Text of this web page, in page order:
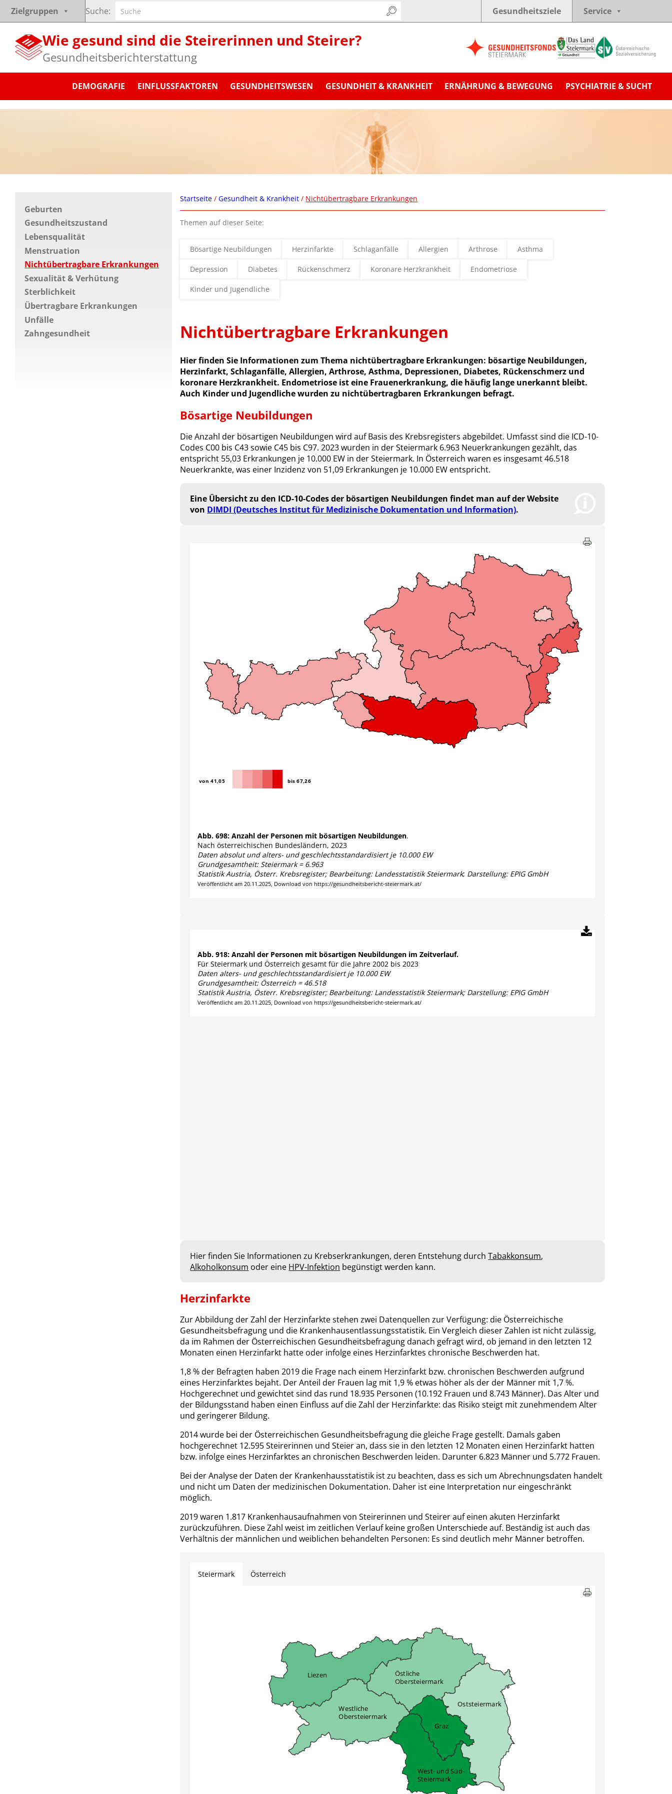
Zum
Inhalt
Zielgruppen Suchen Gesundheitsziele Service
Wie gesund sind die Steirerinnen und Steirer?
Gesundheitsberichterstattung
DEMOGRAFIE EINFLUSSFAKTOREN GESUNDHEITSWESEN GESUNDHEIT & KRANKHEIT ERNÄHRUNG & BEWEGUNG PSYCHIATRIE & SUCHT
Geburten
Gesundheitszustand
Lebensqualität
Menstruation
Nichtübertragbare Erkrankungen
Sexualität & Verhütung
Sterblichkeit
Übertragbare Erkrankungen
Unfälle
Zahngesundheit
Startseite /Gesundheit & Krankheit / Nichtübertragbare Erkrankungen
Themen auf dieser Seite:
Bösartige Neubildungen Herzinfarkte Schlaganfälle Allergien Arthrose Asthma
Depression Diabetes Rückenschmerz Koronare Herzkrankheit Endometriose
Kinder und Jugendliche
Nichtübertragbare Erkrankungen
Hier finden Sie Informationen zum Thema nichtübertragbare Erkrankungen: bösartige Neubildungen,
Herzinfarkt, Schlaganfälle, Allergien, Arthrose, Asthma, Depressionen, Diabetes, Rückenschmerz und
koronare Herzkrankheit. Endometriose ist eine Frauenerkrankung, die häufig lange unerkannt bleibt.
Auch Kinder und Jugendliche wurden zu nichtübertragbaren Erkrankungen befragt.
Bösartige Neubildungen
Die Anzahl der bösartigen Neubildungen wird auf Basis des Krebsregisters abgebildet. Umfasst sind die ICD-10-
Codes C00 bis C43 sowie C45 bis C97. 2023 wurden in der Steiermark 6.963 Neuerkrankungen gezählt, das
entspricht 55,03 Erkrankungen je 10.000 EW in der Steiermark. In Österreich waren es insgesamt 46.518
Neuerkrankte, was einer Inzidenz von 51,09 Erkrankungen je 10.000 EW entspricht.
Eine Übersicht zu den ICD-10-Codes der bösartigen Neubildungen findet man auf der Website
von DIMDI (Deutsches Institut für Medizinische Dokumentation und Information).
Abb. 698:Anzahl der Personen mit bösartigen Neubildungen.
Nach österreichischen Bundesländern, 2023
Daten absolut und alters- und geschlechtsstandardisiert je 10.000 EW
Grundgesamtheit: Steiermark = 6.963
Statistik Austria, Österr. Krebsregister; Bearbeitung: Landesstatistik Steiermark; Darstellung: EPIG GmbH
Veröffentlicht am 20.11.2025, Download von https://gesundheitsbericht-steiermark.at/
Abb. 918:Anzahl der Personen mit bösartigen Neubildungen im Zeitverlauf.
Für Steiermark und Österreich gesamt für die Jahre 2002 bis 2023
Daten alters- und geschlechtsstandardisiert je 10.000 EW
Grundgesamtheit: Österreich = 46.518
Statistik Austria, Österr. Krebsregister; Bearbeitung: Landesstatistik Steiermark; Darstellung: EPIG GmbH
Veröffentlicht am 20.11.2025, Download von https://gesundheitsbericht-steiermark.at/
Hier finden Sie Informationen zu Krebserkrankungen, deren Entstehung durchTabakkonsum,
Alkoholkonsum oder eine HPV-Infektion begünstigt werden kann.
Herzinfarkte
Zur Abbildung der Zahl der Herzinfarkte stehen zwei Datenquellen zur Verfügung: die Österreichische
Gesundheitsbefragung und die Krankenhausentlassungsstatistik. Ein Vergleich dieser Zahlen ist nicht zulässig,
da im Rahmen der Österreichischen Gesundheitsbefragung danach gefragt wird, ob jemand in den letzten 12
Monaten einen Herzinfarkt hatte oder infolge eines Herzinfarktes chronische Beschwerden hat.
1,8 % der Befragten haben 2019 die Frage nach einem Herzinfarkt bzw. chronischen Beschwerden aufgrund
eines Herzinfarktes bejaht. Der Anteil der Frauen lag mit 1,9 % etwas höher als der der Männer mit 1,7 %.
Hochgerechnet und gewichtet sind das rund 18.935 Personen (10.192 Frauen und 8.743 Männer). Das Alter und
der Bildungsstand haben einen Einfluss auf die Zahl der Herzinfarkte: das Risiko steigt mit zunehmendem Alter
und geringerer Bildung.
2014 wurde bei der Österreichischen Gesundheitsbefragung die gleiche Frage gestellt. Damals gaben
hochgerechnet 12.595 Steirerinnen und Steier an, dass sie in den letzten 12 Monaten einen Herzinfarkt hatten
bzw. infolge eines Herzinfarktes an chronischen Beschwerden leiden. Darunter 6.823 Männer und 5.772 Frauen.
Bei der Analyse der Daten der Krankenhausstatistik ist zu beachten, dass es sich um Abrechnungsdaten handelt
und nicht um Daten der medizinischen Dokumentation. Daher ist eine Interpretation nur eingeschränkt
möglich.
2019 waren 1.817 Krankenhausaufnahmen von Steirerinnen und Steirer auf einen akuten Herzinfarkt
zurückzuführen. Diese Zahl weist im zeitlichen Verlauf keine großen Unterschiede auf. Beständig ist auch das
Verhältnis der männlichen und weiblichen behandelten Personen: Es sind deutlich mehr Männer betroffen.
Steiermark Österreich